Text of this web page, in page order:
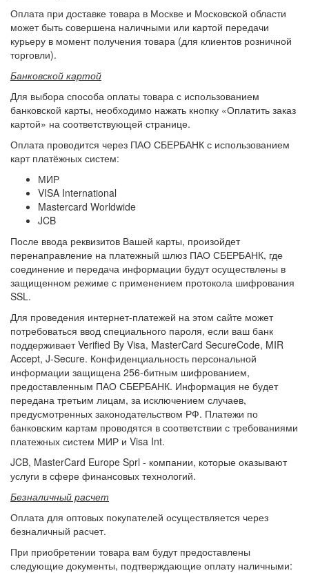
Оплата при доставке товара в Москве и Московской области
может быть совершена наличными или картой передачи
курьеру в момент получения товара (для клиентов розничной
торговли).
Банковской картой
Для выбора способа оплаты товара с использованием
банковской карты, необходимо нажать кнопку «Оплатить заказ
картой» на соответствующей странице.
Оплата проводится через ПАО СБЕРБАНК с использованием
карт платёжных систем:
МИР
VISA International
Mastercard Worldwide
JCB
После ввода реквизитов Вашей карты, произойдет
перенаправление на платежный шлюз ПАО СБЕРБАНК, где
соединение и передача информации будут осуществлены в
защищенном режиме с применением протокола шифрования
SSL.
Для проведения интернет-платежей на этом сайте может
потребоваться ввод специального пароля, если ваш банк
поддерживает Verified By Visa, MasterCard SecureCode, MIR
Accept, J-Secure. Конфиденциальность персональной
информации защищена 256-битным шифрованием,
предоставленным ПАО СБЕРБАНК. Информация не будет
передана третьим лицам, за исключением случаев,
предусмотренных законодательством РФ. Платежи по
банковским картам проводятся в соответствии с требованиями
платежных систем МИР и Visa Int.
JCB, MasterCard Europe Sprl - компании, которые оказывают
услуги в сфере финансовых технологий.
Безналичный расчет
Оплата для оптовых покупателей осуществляется через
безналичный расчет.
При приобретении товара вам будут предоставлены
следующие документы, подтверждающие оплату наличными: